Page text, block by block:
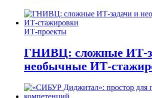
ИТ-проекты
ГНИВЦ: сложные
необычные